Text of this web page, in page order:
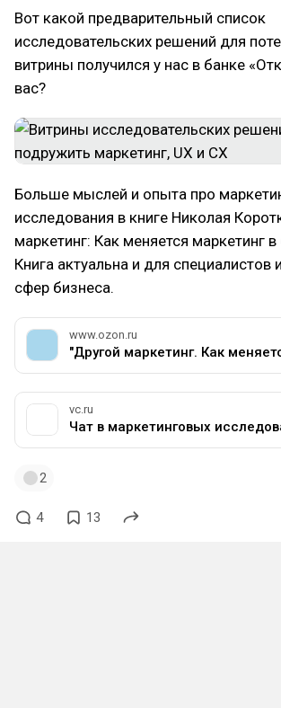
Вот какой предварительный список
исследовательских решений для
витрины получился у нас в банке
вас?
Больше мыслей и опыта про
исследования в книге Николая
маркетинг: Как меняется маркетинг в
Книга актуальна и для специалистов
сфер бизнеса.
www.ozon.ru
vc.ru
2
4 13